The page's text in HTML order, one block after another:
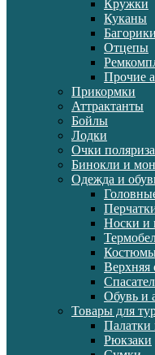
Кружки
Куканы
Багорики
Отцепы
Прочие
Прикормки
Аттрактанты
Бойлы
Лодки
Очки
Бинокли и
Одежда и
Носки и
Верхняя
Обувь и
Товары для
Палатки
Рюкзаки